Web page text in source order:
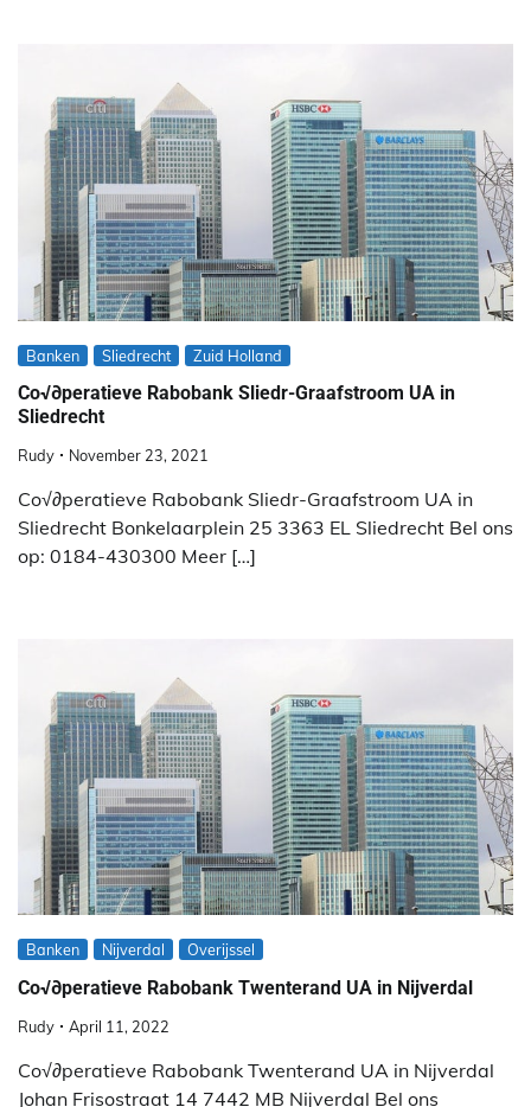
Banken Sliedrecht Zuid Holland
Co√∂peratieve Rabobank Sliedr-Graafstroom UA in
Sliedrecht
Rudy November 23, 2021
Co√∂peratieve Rabobank Sliedr-Graafstroom UA in
Sliedrecht Bonkelaarplein 25 3363 EL Sliedrecht Bel ons
op: 0184-430300 Meer […]
Banken Nijverdal Overijssel
Co√∂peratieve Rabobank Twenterand UA in Nijverdal
Rudy April 11, 2022
Co√∂peratieve Rabobank Twenterand UA in Nijverdal
Johan Frisostraat 14 7442 MB Nijverdal Bel ons